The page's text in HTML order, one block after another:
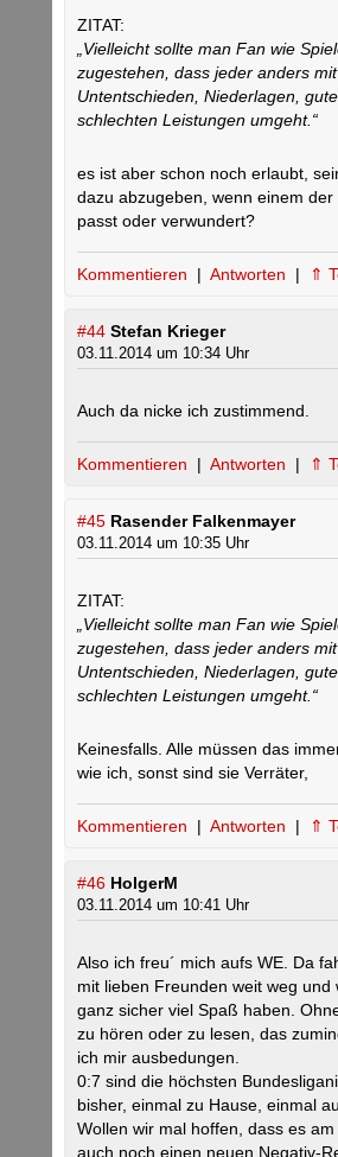
ZITAT:
„Vielleicht sollte man Fan wie
zugestehen, dass jeder anders mit
Untentschieden, Niederlagen,
schlechten Leistungen umgeht.“
es ist aber schon noch erlaubt,
dazu abzugeben, wenn einem
passt oder verwundert?
Kommentieren | Antworten | ⇑
#44 Stefan Krieger
03.11.2014 um 10:34 Uhr
Auch da nicke ich zustimmend.
Kommentieren | Antworten | ⇑
#45 Rasender Falkenmayer
03.11.2014 um 10:35 Uhr
ZITAT:
„Vielleicht sollte man Fan wie
zugestehen, dass jeder anders mit
Untentschieden, Niederlagen,
schlechten Leistungen umgeht.“
Keinesfalls. Alle müssen das
wie ich, sonst sind sie Verräter,
Kommentieren | Antworten | ⇑
#46 HolgerM
03.11.2014 um 10:41 Uhr
Also ich freu´ mich aufs WE. Da
mit lieben Freunden weit weg und
ganz sicher viel Spaß haben.
zu hören oder zu lesen, das
ich mir ausbedungen.
0:7 sind die höchsten
bisher, einmal zu Hause, einmal
Wollen wir mal hoffen, dass es
auch noch einen neuen Negativ-